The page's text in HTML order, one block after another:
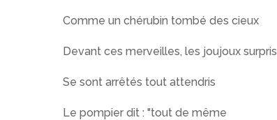
Comme un chérubin tombé des cieux
Devant ces merveilles, les joujoux surpris
Se sont arrêtés tout attendris
Le pompier dit : "tout de même